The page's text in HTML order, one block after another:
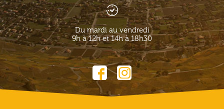
Du mardi au vendredi
9h à 12h et 14h à 18h30